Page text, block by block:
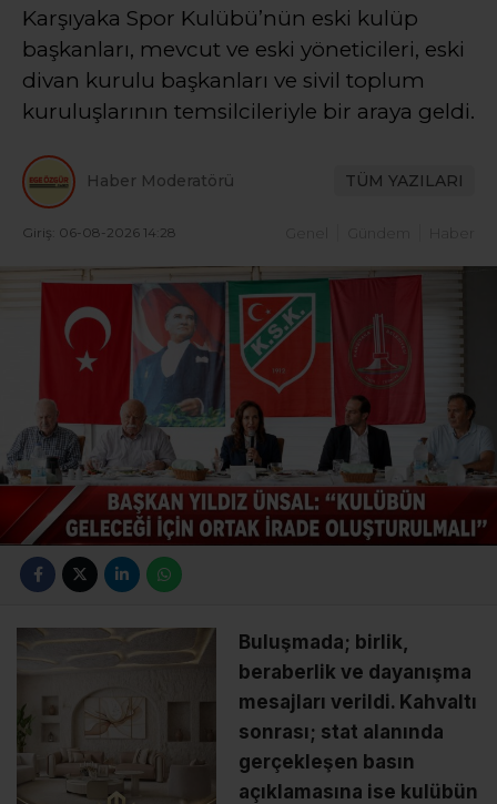
Karşıyaka Spor Kulübü’nün eski kulüp
başkanları, mevcut ve eski yöneticileri, eski
divan kurulu başkanları ve sivil toplum
kuruluşlarının temsilcileriyle bir araya geldi.
Haber Moderatörü TÜM YAZILARI
Giriş: 06-08-2026 14:28 Gündem Haber
Buluşmada; birlik,
beraberlik ve dayanışma
mesajları verildi. Kahvaltı
sonrası; stat alanında
gerçekleşen basın
açıklamasına ise kulübün